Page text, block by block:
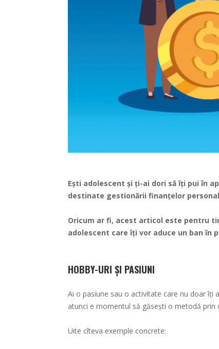
Ești adolescent și ți-ai dori să îți pui în
destinate gestionării finanțelor
Oricum ar fi, acest articol este pentru
adolescent care îți vor aduce un ban în
HOBBY-URI ȘI PASIUNI
Ai o pasiune sau o activitate care nu doar îți
atunci e momentul să găsești o metodă prin
Uite cîteva exemple concrete: